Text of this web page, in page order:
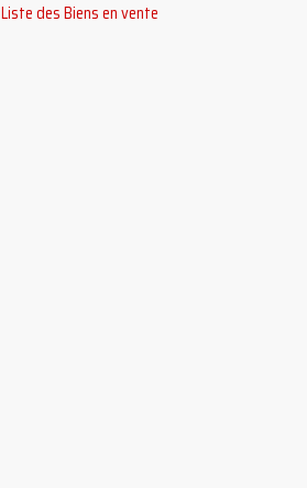
Liste des Biens en vente